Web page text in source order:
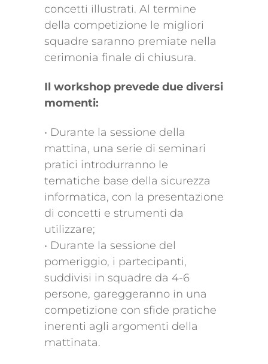
concetti illustrati. Al termine
della competizione le migliori
squadre saranno premiate nella
cerimonia finale di chiusura.
Il workshop prevede due diversi
momenti:
• Durante la sessione della
mattina, una serie di seminari
pratici introdurranno le
tematiche base della sicurezza
informatica, con la presentazione
di concetti e strumenti da
utilizzare;
• Durante la sessione del
pomeriggio, i partecipanti,
suddivisi in squadre da 4-6
persone, gareggeranno in una
competizione con sfide pratiche
inerenti agli argomenti della
mattinata.